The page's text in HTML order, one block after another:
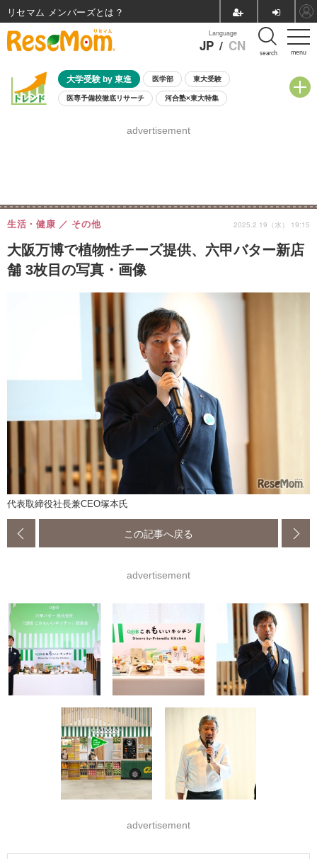
menu
Language
JP / CN search
大学受験 by 東進 医学部 東大受験
医専予備校徹底リサーチ 河合塾×東大特集
8月開催学校説明会・相談会
advertisement
大阪万博で植物性チーズ提供、六甲バター新店
舗 3枚目の写真・画像
生活・健康 その他 2025.2.19（水） 19:15
代表取締役社長兼CEO塚本氏
この記事へ戻る
advertisement
advertisement
リセマム メンバーズ